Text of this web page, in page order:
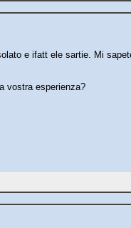
e ifatt ele sartie. Mi
vostra esperienza?